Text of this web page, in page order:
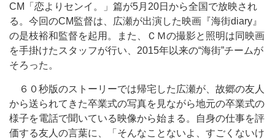
CM「恋よりセンイ。」篇が5月20日から全国で放映され
る。今回のCM監督は、広瀬が出演した映画『海街diary』
の是枝裕和監督を起用。また、ＣＭの撮影と照明は同映画
を手掛けたスタッフが行い、2015年以来の“海街”チームが
そろった。
６０秒版のストーリーでは帰宅した広瀬が、故郷の友人
から送られてきた卒業式の写真を見ながら地元の卒業式の
様子を電話で聞いている映像から始まる。自身の仕事を評
価する友人の言葉に、「そんなことないよ、すごくないけ